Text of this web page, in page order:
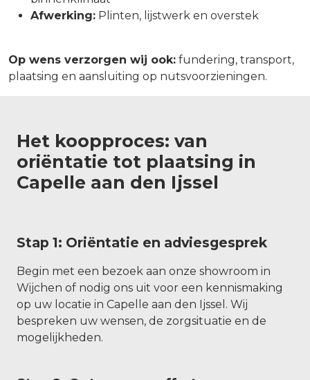
Afwerking: Plinten, lijstwerk en overstek
Op wens verzorgen wij ook: fundering, transport,
plaatsing en aansluiting op nutsvoorzieningen.
Het koopproces: van
oriëntatie tot plaatsing in
Capelle aan den Ijssel
Stap 1: Oriëntatie en adviesgesprek
Begin met een bezoek aan onze showroom in
Wijchen of nodig ons uit voor een kennismaking
op uw locatie in Capelle aan den Ijssel. Wij
bespreken uw wensen, de zorgsituatie en de
mogelijkheden.